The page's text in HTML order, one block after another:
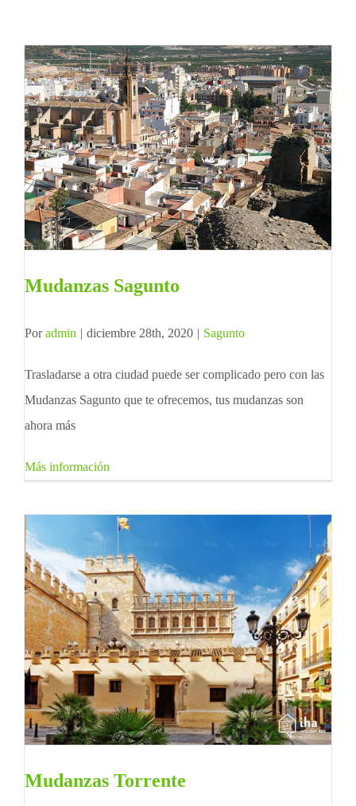
Mudanzas Sagunto
Poradmin | diciembre 28th, 2020 | Sagunto
Trasladarse a otra ciudad puede ser complicado pero con las
Mudanzas Sagunto que te ofrecemos, tus mudanzas son
ahora más
Más información
Mudanzas Torrente